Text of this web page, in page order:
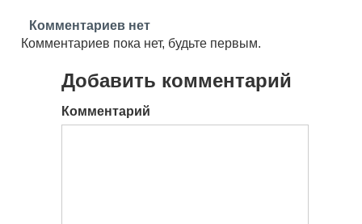
Комментариев нет
Комментариев пока нет, будьте первым.
Добавить комментарий
Комментарий